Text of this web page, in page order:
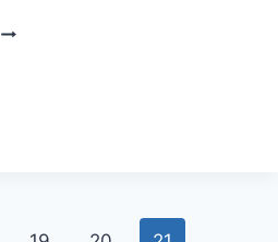
BILGISAYARIN